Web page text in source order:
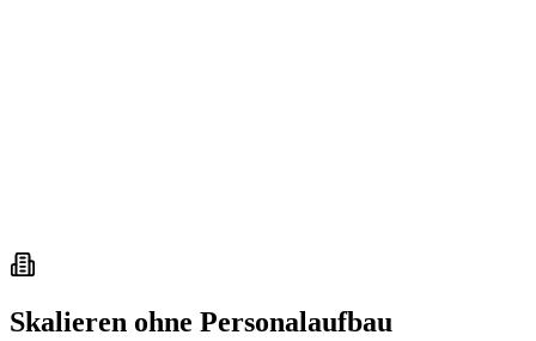
Skalieren ohne Personalaufbau